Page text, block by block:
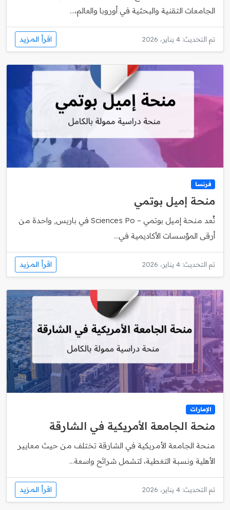
الجامعات التقنية والبحثية في أوروبا والعالم،...
تم التحديث: 4 يناير، 2026 اقرأ المزيد
فرنسا
منحة إميل بوتمي
تُعد منحة إميل بوتمي – Sciences Po في باريس, واحدة من
أرقى المؤسسات الأكاديمية في...
تم التحديث: 4 يناير، 2026 اقرأ المزيد
الإمارات
منحة الجامعة الأمريكية في الشارقة
منحة الجامعة الأمريكية في الشارقة تختلف من حيث معايير
الأهلية ونسبة التغطية، لتشمل شرائح واسعة...
تم التحديث: 4 يناير، 2026 اقرأ المزيد